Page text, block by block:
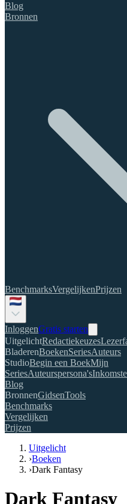
Blog
Bronnen
BenchmarksVergelijkenPrijzen
InloggenGratis starten
UitgelichtRedactiekeuzes
BladerenBoekenSeriesAuteurs
StudioBegin een BoekMijn
SeriesAuteurspersona's
Blog
BronnenGidsenTools
Benchmarks
Vergelijken
Prijzen
Uitgelicht
›Boeken
›Dark Fantasy
Dark Fantasy